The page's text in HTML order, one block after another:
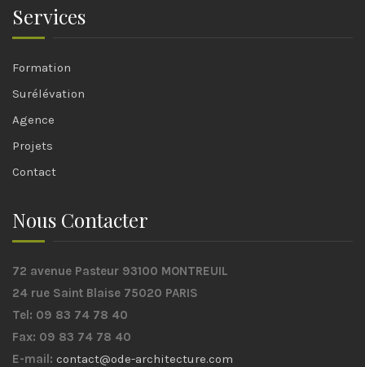
Services
Formation
Surélévation
Agence
Projets
Contact
Nous Contacter
72 avenue Pasteur 93100 MONTREUIL
24 rue Saint Blaise 75020 PARIS
Tel: 09 83 74 78 40
Fax: 09 83 74 78 40
E-mail: contact@ode-architecture.com